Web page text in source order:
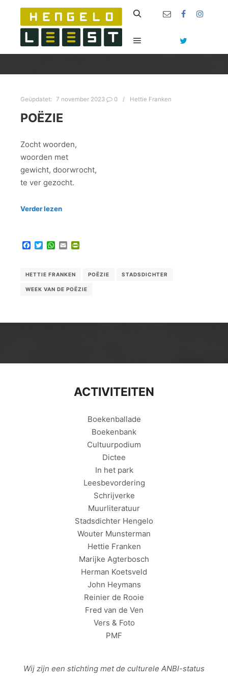
Hoofdmenu
Geüpdatet: 7 november 2023 0 Hettie Franken
POËZIE
Zocht woorden,
woorden met
gewicht, doorwrocht,
te ver gezocht.
Verder lezen
Facebook
TwitterWhatsApp
Email
HETTIE FRANKEN POËZIE STADSDICHTER
WEEK VAN DE POËZIE
ACTIVITEITEN
Boekenballade
Boekenbank
Cultuurpodium
Dictee
In het park
Leesbevordering
Schrijverke
Muurliteratuur
Stadsdichter Hengelo
Wouter Munsterman
Hettie Franken
Marijke Agterbosch
Herman Koetsveld
John Heymans
Reinier de Rooie
Fred van de Ven
Vers & Foto
PMF
Wij zijn een stichting met de culturele ANBI-status